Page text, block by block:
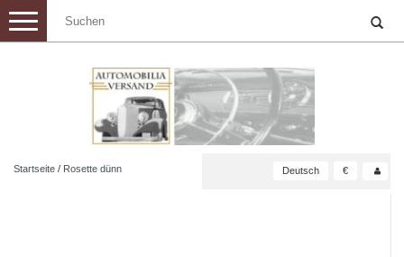
Toggle
navigation
Startseite / Rosette dünn Deutsch €